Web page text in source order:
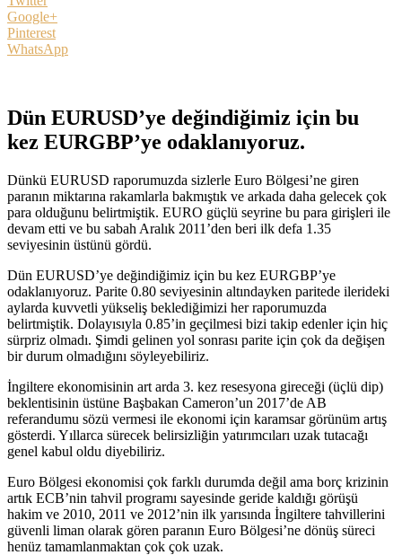
Google+
Pinterest
WhatsApp
Dün EURUSD’ye değindiğimiz için bu
kez EURGBP’ye odaklanıyoruz.
Dünkü EURUSD raporumuzda sizlerle Euro Bölgesi’ne giren
paranın miktarına rakamlarla bakmıştık ve arkada daha gelecek çok
para olduğunu belirtmiştik. EURO güçlü seyrine bu para girişleri ile
devam etti ve bu sabah Aralık 2011’den beri ilk defa 1.35
seviyesinin üstünü gördü.
Dün EURUSD’ye değindiğimiz için bu kez EURGBP’ye
odaklanıyoruz. Parite 0.80 seviyesinin altındayken paritede ilerideki
aylarda kuvvetli yükseliş beklediğimizi her raporumuzda
belirtmiştik. Dolayısıyla 0.85’in geçilmesi bizi takip edenler için hiç
sürpriz olmadı. Şimdi gelinen yol sonrası parite için çok da değişen
bir durum olmadığını söyleyebiliriz.
İngiltere ekonomisinin art arda 3. kez resesyona gireceği (üçlü dip)
beklentisinin üstüne Başbakan Cameron’un 2017’de AB
referandumu sözü vermesi ile ekonomi için karamsar görünüm artış
gösterdi. Yıllarca sürecek belirsizliğin yatırımcıları uzak tutacağı
genel kabul oldu diyebiliriz.
Euro Bölgesi ekonomisi çok farklı durumda değil ama borç krizinin
artık ECB’nin tahvil programı sayesinde geride kaldığı görüşü
hakim ve 2010, 2011 ve 2012’nin ilk yarısında İngiltere tahvillerini
güvenli liman olarak gören paranın Euro Bölgesi’ne dönüş süreci
henüz tamamlanmaktan çok çok uzak.